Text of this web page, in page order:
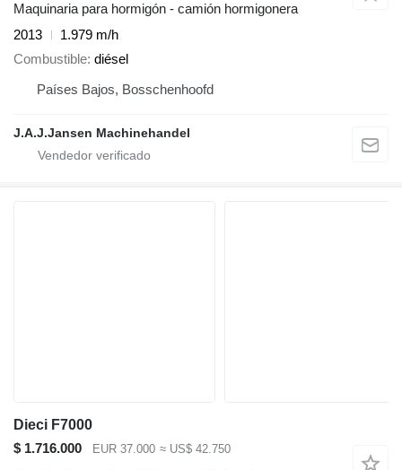
Maquinaria para hormigón - camión hormigonera
2013
1.979 m/h
Combustible diésel
Países Bajos, Bosschenhoofd
J.A.J.Jansen Machinehandel
Dieci F7000
$ 1.716.000
EUR 37.000 ≈ US$ 42.750